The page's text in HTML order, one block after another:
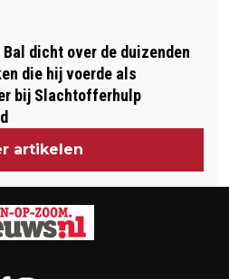
1STE
WIELEREVENTS:
OOST
NAAM:
Bal dicht over de duizenden
die hij voerde als
bij Slachtofferhulp
artikelen